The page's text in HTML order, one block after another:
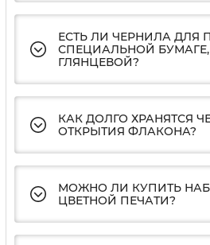
ЕСТЬ ЛИ ЧЕРНИЛА ДЛЯ
СПЕЦИАЛЬНОЙ
ГЛЯНЦЕВОЙ?
КАК ДОЛГО ХРАНЯТСЯ
ОТКРЫТИЯ ФЛАКОНА?
МОЖНО ЛИ КУПИТЬ
ЦВЕТНОЙ ПЕЧАТИ?